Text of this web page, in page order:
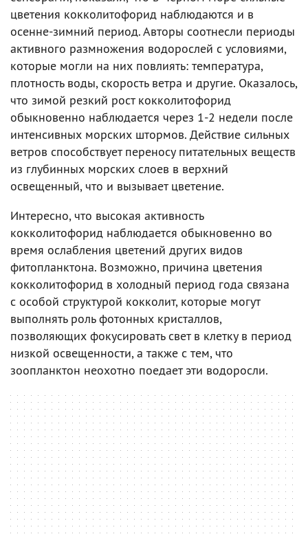
цветения кокколитофорид наблюдаются и в
осенне-зимний период. Авторы соотнесли периоды
активного размножения водорослей с условиями,
которые могли на них повлиять: температура,
плотность воды, скорость ветра и другие. Оказалось,
что зимой резкий рост кокколитофорид
обыкновенно наблюдается через 1-2 недели после
интенсивных морских штормов. Действие сильных
ветров способствует переносу питательных веществ
из глубинных морских слоев в верхний
освещенный, что и вызывает цветение.
Интересно, что высокая активность
кокколитофорид наблюдается обыкновенно во
время ослабления цветений других видов
фитопланктона. Возможно, причина цветения
кокколитофорид в холодный период года связана
с особой структурой кокколит, которые могут
выполнять роль фотонных кристаллов,
позволяющих фокусировать свет в клетку в период
низкой освещенности, а также с тем, что
зоопланктон неохотно поедает эти водоросли.